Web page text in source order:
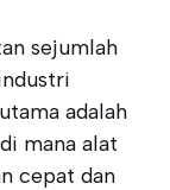
sejumlah
adalah
mana alat
cepat dan